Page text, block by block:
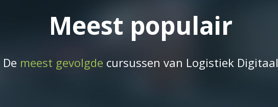
Meest populair
De meest gevolgde cursussen van Logistiek Digitaal